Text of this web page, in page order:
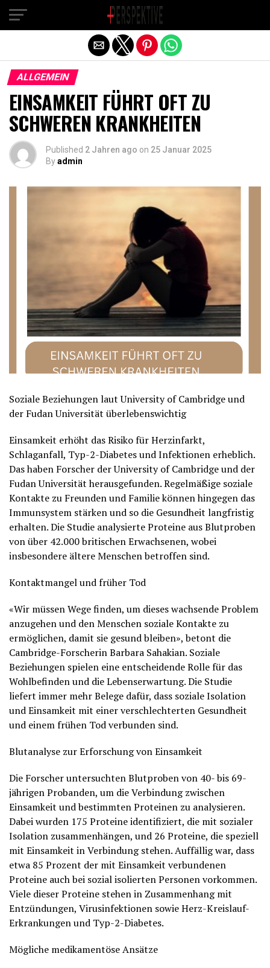
ALLGEMEIN
EINSAMKEIT FÜHRT OFT ZU
SCHWEREN KRANKHEITEN
Published 2 Jahren ago on 25 Januar 2025
Byadmin
Soziale Beziehungen laut University of Cambridge und
der Fudan Universität überlebenswichtig
Einsamkeit erhöht das Risiko für Herzinfarkt,
Schlaganfall, Typ-2-Diabetes und Infektionen erheblich.
Das haben Forscher der University of Cambridge und der
Fudan Universität herausgefunden. Regelmäßige soziale
Kontakte zu Freunden und Familie können hingegen das
Immunsystem stärken und so die Gesundheit langfristig
erhalten. Die Studie analysierte Proteine aus Blutproben
von über 42.000 britischen Erwachsenen, wobei
insbesondere ältere Menschen betroffen sind.
Kontaktmangel und früher Tod
«Wir müssen Wege finden, um dieses wachsende Problem
anzugehen und den Menschen soziale Kontakte zu
ermöglichen, damit sie gesund bleiben», betont die
Cambridge-Forscherin Barbara Sahakian. Soziale
Beziehungen spielen eine entscheidende Rolle für das
Wohlbefinden und die Lebenserwartung. Die Studie
liefert immer mehr Belege dafür, dass soziale Isolation
und Einsamkeit mit einer verschlechterten Gesundheit
und einem frühen Tod verbunden sind.
Blutanalyse zur Erforschung von Einsamkeit
Die Forscher untersuchten Blutproben von 40- bis 69-
jährigen Probanden, um die Verbindung zwischen
Einsamkeit und bestimmten Proteinen zu analysieren.
Dabei wurden 175 Proteine identifiziert, die mit sozialer
Isolation zusammenhängen, und 26 Proteine, die speziell
mit Einsamkeit in Verbindung stehen. Auffällig war, dass
etwa 85 Prozent der mit Einsamkeit verbundenen
Proteine auch bei sozial isolierten Personen vorkommen.
Viele dieser Proteine stehen in Zusammenhang mit
Entzündungen, Virusinfektionen sowie Herz-Kreislauf-
Erkrankungen und Typ-2-Diabetes.
Mögliche medikamentöse Ansätze
Exit mobile version